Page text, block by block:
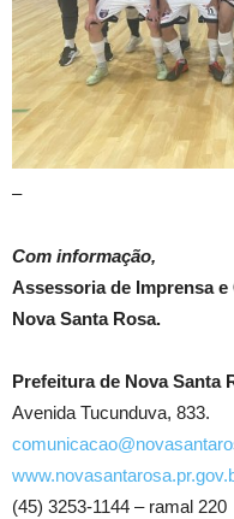
–
Com informação,
Assessoria de Imprensa
Nova Santa Rosa.
Prefeitura de Nova Santa
Avenida Tucunduva, 833.
(45) 3253-1144 – ramal 220